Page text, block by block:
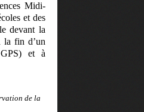
Midi-
et des
devant la
la fin d’un
et à
de la